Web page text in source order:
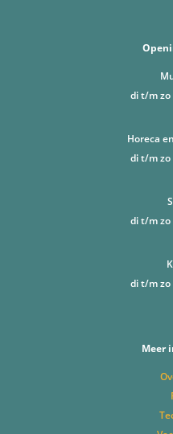
di t/m zo
Horeca
di t/m zo
di t/m zo
di t/m zo
Meer